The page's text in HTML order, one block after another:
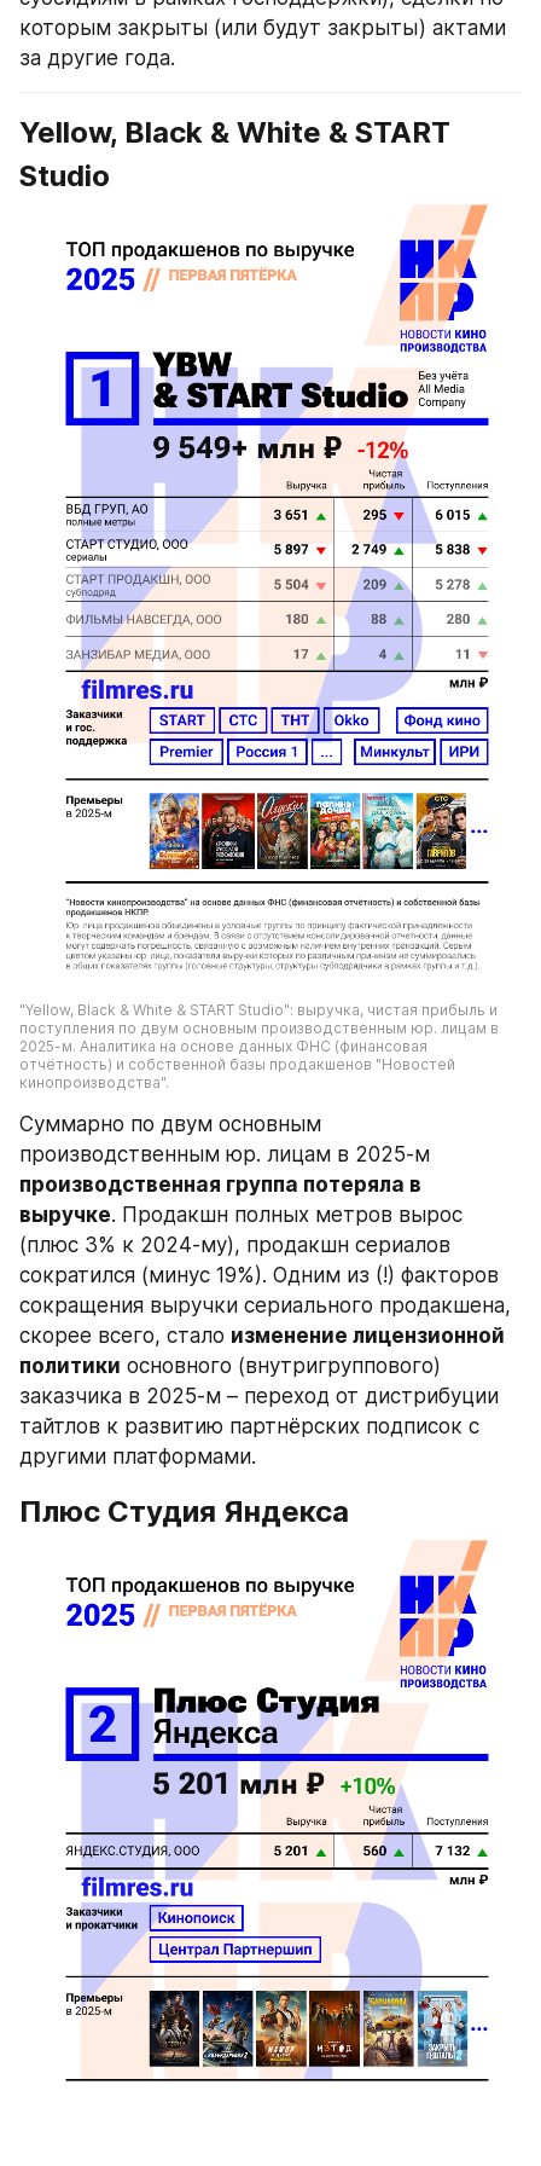
которым закрыты (или будут закрыты) актами
за другие года.
Yellow, Black & White & START
Studio
"Yellow, Black & White & START Studio": выручка, чистая прибыль и
поступления по двум основным производственным юр. лицам в
2025-м. Аналитика на основе данных ФНС (финансовая
отчётность) и собственной базы продакшенов "Новостей
кинопроизводства".
Суммарно по двум основным
производственная группа потеряла в
выручке. Продакшн полных метров вырос
(плюс 3% к 2024-му), продакшн сериалов
сократился (минус 19%). Одним из (!) факторов
сокращения выручки сериального продакшена,
скорее всего, стало изменение лицензионной
политики основного (внутригруппового)
заказчика в 2025-м – переход от дистрибуции
тайтлов к развитию партнёрских подписок с
другими платформами.
Плюс Студия Яндекса